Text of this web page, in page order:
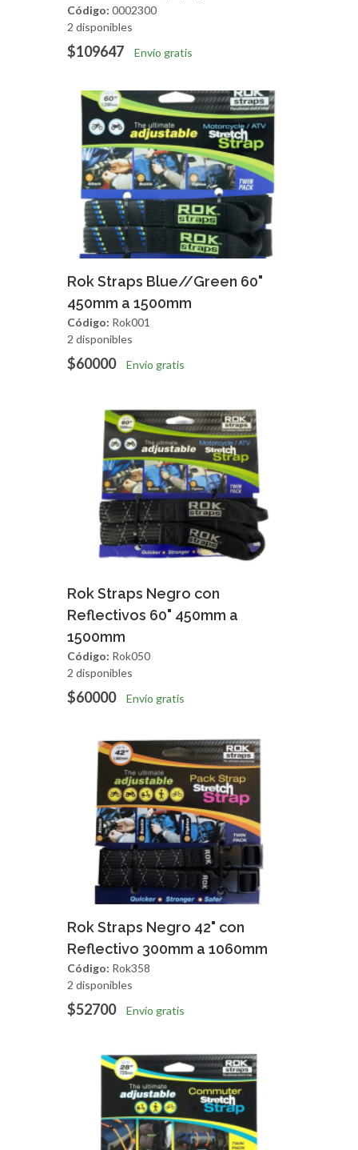
Código: 0002300
2 disponibles
$109647 Envío gratis
Agregar Vista Rapida
Rok Straps Blue//Green 60"
450mm a 1500mm
Código: Rok001
2 disponibles
$60000 Envío gratis
Agregar Vista Rapida
Rok Straps Negro con
Reflectivos 60" 450mm a
1500mm
Código: Rok050
2 disponibles
$60000 Envío gratis
Agregar Vista Rapida
Rok Straps Negro 42" con
Reflectivo 300mm a 1060mm
Código: Rok358
2 disponibles
$52700 Envío gratis